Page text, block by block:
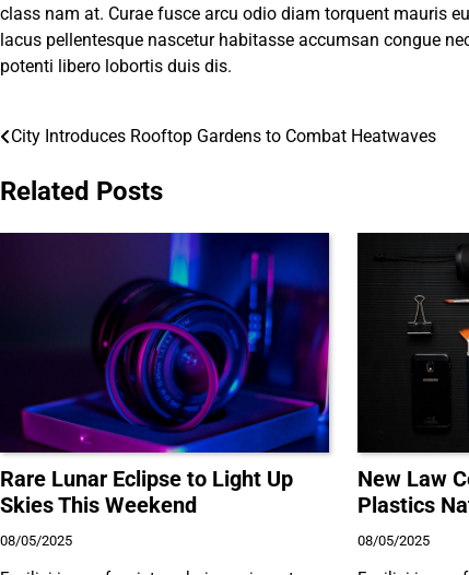
class nam at. Curae fusce arcu odio diam torquent mauris
lacus pellentesque nascetur habitasse accumsan congue
potenti libero lobortis duis dis.
Điều
hướng
City Introduces Rooftop Gardens to Combat Heatwaves
Related Posts
Rare Lunar Eclipse to Light Up
Skies This Weekend
08/05/2025
New Law
Plastics
08/05/2025